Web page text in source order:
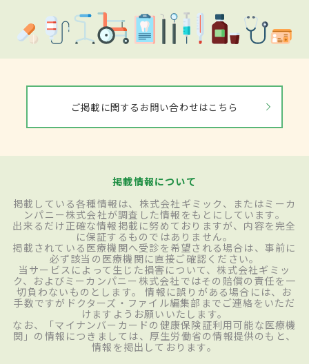
ご掲載に関するお問い合わせはこちら
掲載情報について
掲載している各種情報は、株式会社ギミック、またはミーカ
ンパニー株式会社が調査した情報をもとにしています。
出来るだけ正確な情報掲載に努めておりますが、内容を完全
に保証するものではありません。
掲載されている医療機関へ受診を希望される場合は、事前に
必ず該当の医療機関に直接ご確認ください。
当サービスによって生じた損害について、株式会社ギミッ
ク、およびミーカンパニー株式会社ではその賠償の責任を一
切負わないものとします。 情報に誤りがある場合には、お
手数ですがドクターズ・ファイル編集部までご連絡をいただ
けますようお願いいたします。
なお、「マイナンバーカードの健康保険証利用可能な医療機
関」の情報につきましては、厚生労働省の情報提供のもと、
情報を掲出しております。